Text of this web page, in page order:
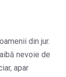
din jur.
nevoie de
apar